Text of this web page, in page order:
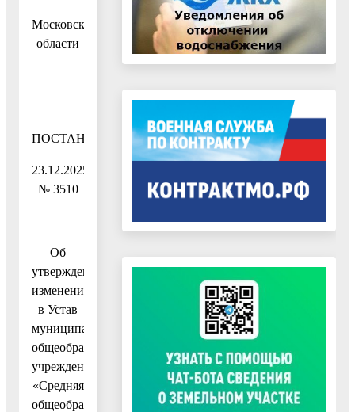
Московской
области
ПОСТАНОВЛЕНИЕ
23.12.2025
№ 3510
Об
утверждении
изменения
в Устав
муниципального
общеобразовательного
учреждения
«Средняя
общеобразовательная